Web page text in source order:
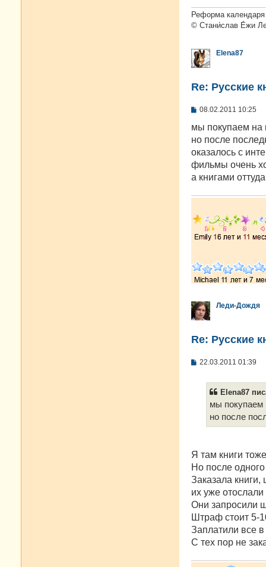
Реформа календаря
© Стани́слав Е́жи
Elena87
Re: Русские
С
о
щ
е
и
е
08.02.2011 10:25
мы покупаем на
но после
оказалось с
фильмы очень
а книгами
Леди-Дождя
Re: Русские
С
22.03.2011 01:39
Elena87
мы покупаем
но после
Я там книги
Но после
Заказала
их уже
Они запросили
Штраф стоит 5-
Заплатили все
С тех пор не